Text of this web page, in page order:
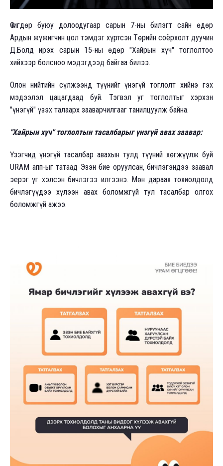
Өчигдөр буюу долоодугаар сарын 7-ны билэгт сайн өдөр
Ардын жүжигчин цол тэмдэг хүртсэн Төрийн соёрхолт дуучин
Д.Болд ирэх сарын 15-ны өдөр "Хайрын хүч" тоглолтоо
хийхээр болсноо мэдэгдээд байгаа билээ.
Олон нийтийн сүлжээнд түүнийг үнэгүй тоглолт хийнэ гэх
мэдээлэл цацагдаад буй. Тэгвэл уг тоглолтыг хэрхэн
"үнэгүй" үзэх талаарх зааварчилгааг танилцуулж байна.
"Хайрын хүч" тоглолтын тасалбарыг үнэгүй авах заавар:
Үзэгчид үнэгүй тасалбар авахын тулд түүний хөгжүүлж буй
URAM апп-ыг татаад Эзэн бие оруулсан, бичлэгэндээ заавал
эерэг үг хэлсэн бичлэгээ илгээнэ. Мөн дараах тохиолдолд
бичлэгүүдээ хүлээн авах боломжгүй тул тасалбар олгох
боломжгүй ажээ.